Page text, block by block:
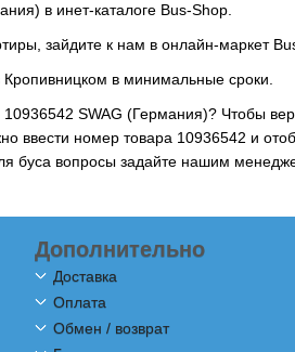
в инет-каталоге Bus-Shop.
зайдите к нам в онлайн-маркет
в минимальные сроки.
SWAG (Германия)? Чтобы
ввести номер товара 10936542 и
буса вопросы задайте нашим
Дополнительно
Доставка
Оплата
Обмен / возврат